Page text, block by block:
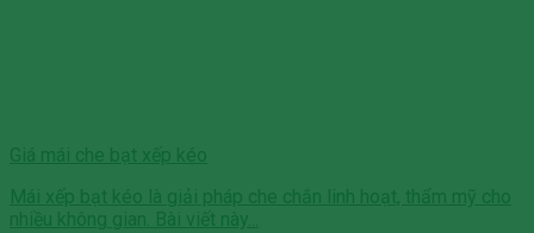
Giá mái che bạt xếp kéo
Mái xếp bạt kéo là giải pháp che chắn linh hoạt, thẩm mỹ cho
nhiều không gian. Bài viết này...